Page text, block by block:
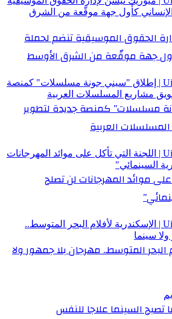
الحقوق الموسيقية تنضم لحملة
جهة موقّعة من الشرق الأوسط
مسلسلات” كمنصة جديدة لتطوير
العربية
موائد المهرجانات لن تصلح
البحر المتوسط.. مهرجان بلا جمهور ولا